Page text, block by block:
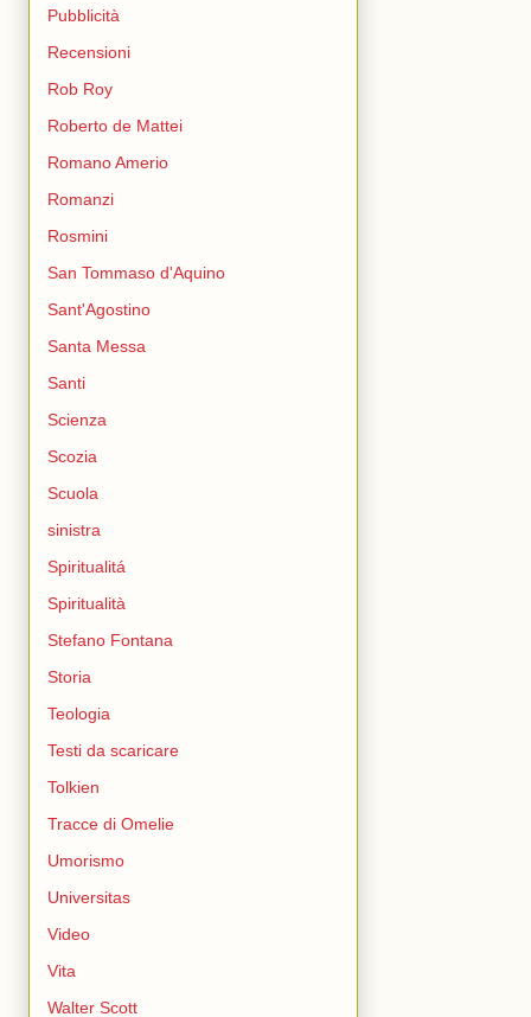
Pubblicità
Recensioni
Rob Roy
Roberto de Mattei
Romano Amerio
Romanzi
Rosmini
San Tommaso d'Aquino
Sant'Agostino
Santa Messa
Santi
Scienza
Scozia
Scuola
sinistra
Spiritualitá
Spiritualità
Stefano Fontana
Storia
Teologia
Testi da scaricare
Tolkien
Tracce di Omelie
Umorismo
Universitas
Video
Vita
Walter Scott